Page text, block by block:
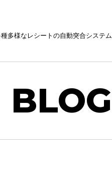
多様なレシートの自動突合システ
BLOG